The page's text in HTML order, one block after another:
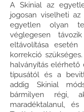
A Skinial az
jogosan viselheti
egyetlen olyan
véglegesen
eltávolítása
korrekció
halványítás
típusától és a
addig Skinial
bármilyen régi,
maradéktalanul,